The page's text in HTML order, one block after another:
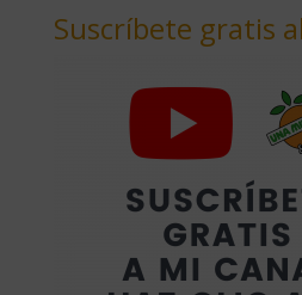
Suscríbete gratis